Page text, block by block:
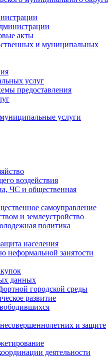
акты
и муниципальных
услуг
предоставления
услуги
воздействия
ЧС и общественная
самоуправление
и землеустройство
политика
населения
неформальной занятости
данных
городской среды
развитие
и защите
деятельности